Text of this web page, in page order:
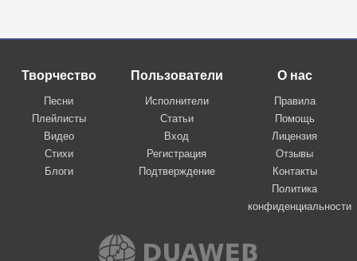
Творчество
Песни
Плейлисты
Видео
Стихи
Блоги
Пользователи
Исполнители
Статьи
Вход
Регистрация
Подтверждение
О нас
Правила
Помощь
Лицензия
Отзывы
Контакты
Политика
конфиденциальности